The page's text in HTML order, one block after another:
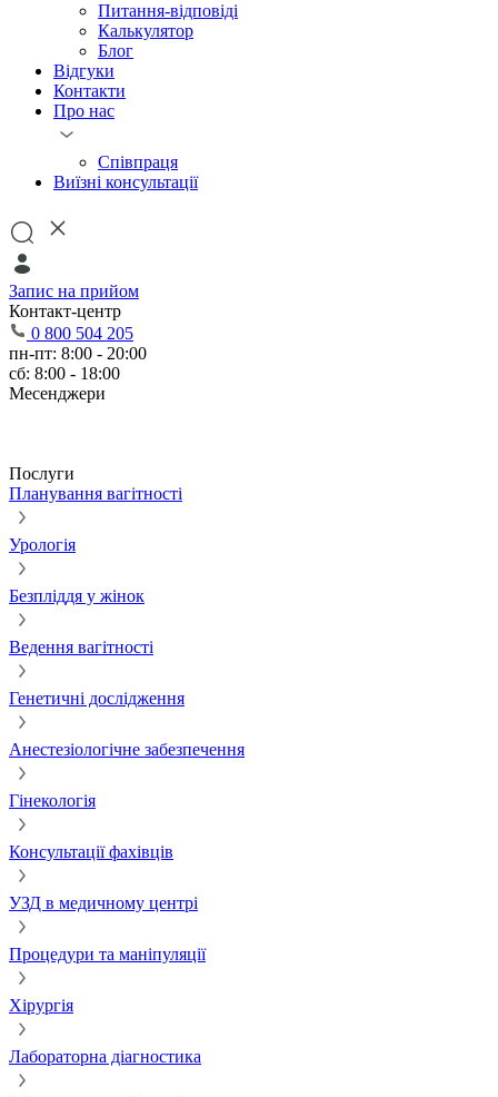
Питання-відповіді
Калькулятор
Блог
Відгуки
Контакти
Про нас
Співпраця
Виїзні консультації
Запис на прийом
Контакт-центр
0 800 504 205
пн-пт: 8:00 - 20:00
сб: 8:00 - 18:00
Месенджери
Послуги
Планування вагітності
Урологія
Безпліддя у жінок
Ведення вагітності
Генетичні дослідження
Анестезіологічне забезпечення
Гінекологія
Консультації фахівців
УЗД в медичному центрі
Процедури та маніпуляції
Хірургія
Лабораторна діагностика